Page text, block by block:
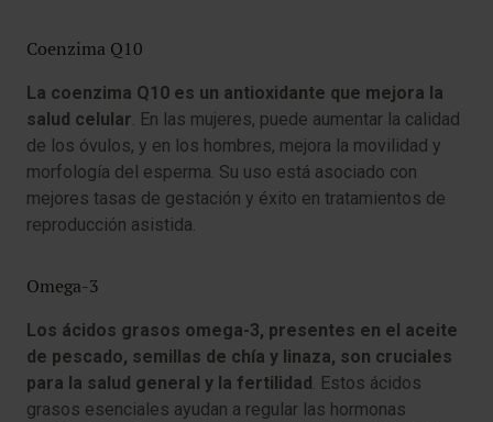
Coenzima Q10
La coenzima Q10 es un antioxidante que mejora la
salud celular. En las mujeres, puede aumentar la calidad
de los óvulos, y en los hombres, mejora la movilidad y
morfología del esperma. Su uso está asociado con
mejores tasas de gestación y éxito en tratamientos de
reproducción asistida.
Omega-3
Los ácidos grasos omega-3, presentes en el aceite
de pescado, semillas de chía y linaza, son cruciales
para la salud general y la fertilidad . Estos ácidos
grasos esenciales ayudan a regular las hormonas